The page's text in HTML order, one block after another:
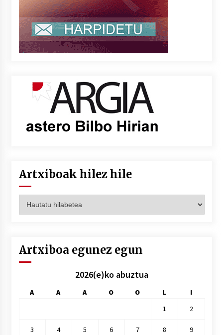
Artxiboak hilez hile
hilez
Artxiboa egunez egun
2026(e)ko abuztua
A A A O O L
I
1
2
3 4 5 6 7 8 9